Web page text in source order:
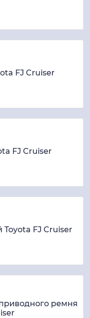
FJ Cruiser
FJ Cruiser
FJ Cruiser
ремня